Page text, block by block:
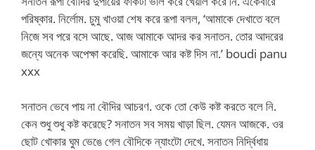
পরিষ্কার. নির্লোম. চুমু খাওয়া শেষ করে রূপা বলল, ‘আমাকে দেখাতে বলে
নিজে সব পরে বসে আছে. আজ আমাকে আদর কর সনাতন. তোর আদরের
জন্যে অনেক অপেক্ষা করেছি. আমাকে আর কষ্ট দিস না.’ boudi panu
xxx
সনাতন ভেবে পায় না বৌদির আচরণ. ওকে তো কেউ কষ্ট করতে বলে নি.
কেন শুধু শুধু কষ্ট করেছে? সনাতন সব সময় খাড়া ছিল. যেমন আজকে. ওর
ছোট খোকার ঘুম ভেঙে গেল বৌদিকে ন্যাংটো দেখে. সনাতন নির্দ্বিধায়